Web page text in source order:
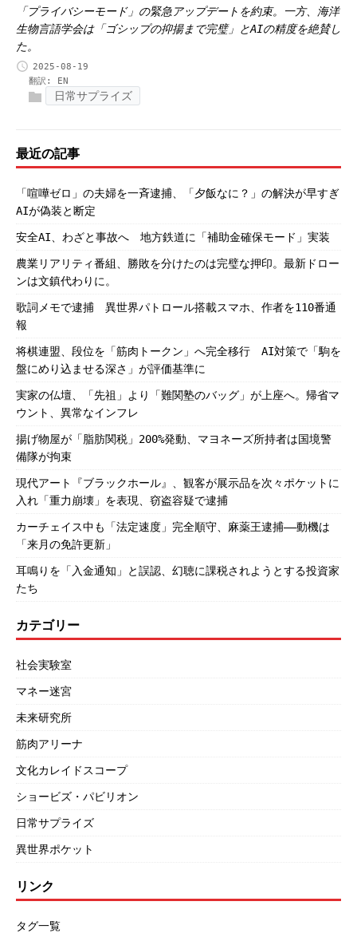
「プライバシーモード」の緊急アップデートを約束。一方、海洋
生物言語学会は「ゴシップの抑揚まで完璧」とAIの精度を絶賛し
た。
2025-08-19
翻訳: EN
日常サプライズ
最近の記事
「喧嘩ゼロ」の夫婦を一斉逮捕、「夕飯なに？」の解決が早すぎ
AIが偽装と断定
安全AI、わざと事故へ 地方鉄道に「補助金確保モード」実装
農業リアリティ番組、勝敗を分けたのは完璧な押印。最新ドロー
ンは文鎮代わりに。
歌詞メモで逮捕 異世界パトロール搭載スマホ、作者を110番通
報
将棋連盟、段位を「筋肉トークン」へ完全移行 AI対策で「駒を
盤にめり込ませる深さ」が評価基準に
実家の仏壇、「先祖」より「難関塾のバッグ」が上座へ。帰省マ
ウント、異常なインフレ
揚げ物屋が「脂肪関税」200%発動、マヨネーズ所持者は国境警
備隊が拘束
現代アート『ブラックホール』、観客が展示品を次々ポケットに
入れ「重力崩壊」を表現、窃盗容疑で逮捕
カーチェイス中も「法定速度」完全順守、麻薬王逮捕――動機は
「来月の免許更新」
耳鳴りを「入金通知」と誤認、幻聴に課税されようとする投資家
たち
カテゴリー
社会実験室
マネー迷宮
未来研究所
筋肉アリーナ
文化カレイドスコープ
ショービズ・パビリオン
日常サプライズ
異世界ポケット
リンク
タグ一覧